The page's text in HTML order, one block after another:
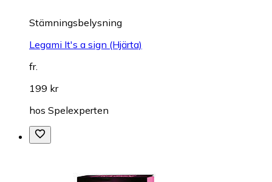
Stämningsbelysning
Legami It's a sign (Hjärta)
fr.
199 kr
hos Spelexperten